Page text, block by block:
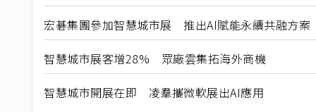
宏碁集團參加智慧城市展 推出AI賦能永續共融方案
智慧城市展客增28% 眾廠雲集拓海外商機
智慧城市開展在即 凌羣攜微軟展出AI應用